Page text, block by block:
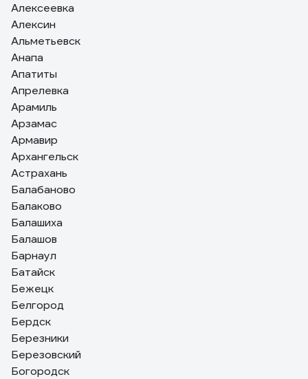
Алексеевка
Алексин
Альметьевск
Анапа
Апатиты
Апрелевка
Арамиль
Арзамас
Армавир
Архангельск
Астрахань
Балабаново
Балаково
Балашиха
Балашов
Барнаул
Батайск
Бежецк
Белгород
Бердск
Березники
Березовский
Богородск